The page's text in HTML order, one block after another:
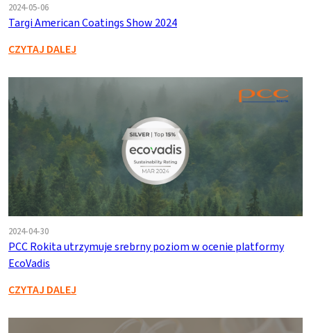
2024-05-06
Targi American Coatings Show 2024
CZYTAJ DALEJ
2024-04-30
PCC Rokita utrzymuje srebrny poziom w ocenie platformy
EcoVadis
CZYTAJ DALEJ